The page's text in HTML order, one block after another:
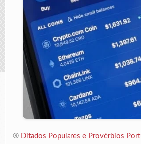
®
Ditados Populares e Provérbios